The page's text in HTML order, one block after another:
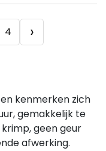
4 ›
kenmerken zich
gemakkelijk te
geen geur
afwerking.